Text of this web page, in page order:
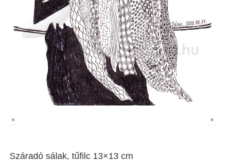
« »
Száradó sálak, tűfilc 13×13 cm